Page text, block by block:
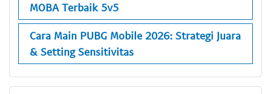
MOBA Terbaik 5v5
Cara Main PUBG Mobile 2026: Strategi Juara
& Setting Sensitivitas